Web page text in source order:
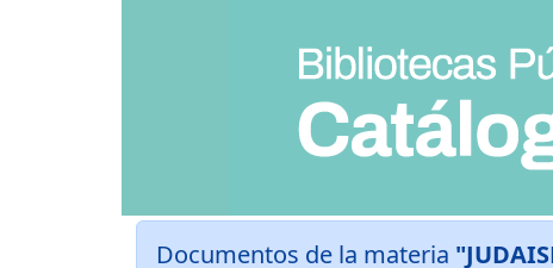
Documentos de la materia